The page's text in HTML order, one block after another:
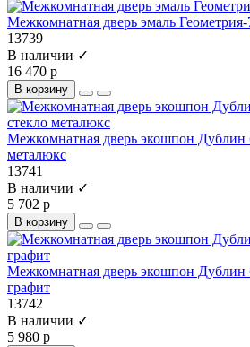
Межкомнатная дверь эмаль Геометрия-
13739
В наличии ✓
16 470 р
В корзину
Межкомнатная дверь экошпон Дублин
металюкс
13741
В наличии ✓
5 702 р
В корзину
Межкомнатная дверь экошпон Дублин
графит
13742
В наличии ✓
5 980 р